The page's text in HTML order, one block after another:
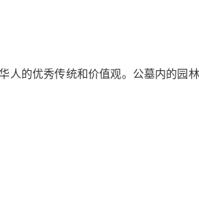
人的优秀传统和价值观。 公墓内的园